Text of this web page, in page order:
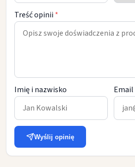
Treść opinii *
Imię i nazwisko Email
Wyślij opinię